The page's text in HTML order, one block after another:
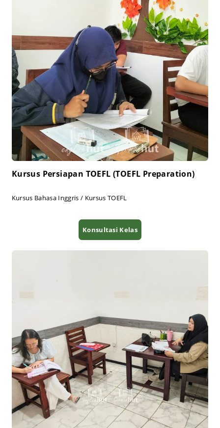
Kursus Persiapan TOEFL (TOEFL Preparation)
Kursus Bahasa Inggris / Kursus TOEFL
Konsultasi Kelas